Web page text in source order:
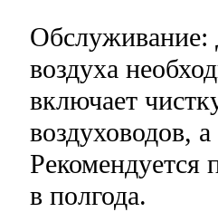
Обслуживание:
воздуха
включает
воздуховодов,
Рекомендуется
в полгода.